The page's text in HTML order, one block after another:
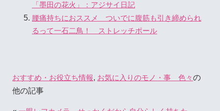
「墨田の花火」：アジサイ日記
腰痛持ちにおススメ ついでに腹筋も引き締められ
るって一石二鳥！ ストレッチポール
おすすめ・お役立ち情報, お気に入りのモノ・事 色々の
他の記事